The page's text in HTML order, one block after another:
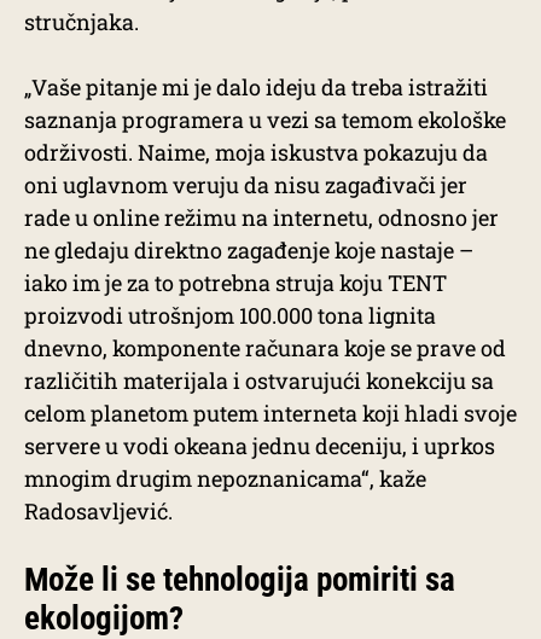
stručnjaka.
„Vaše pitanje mi je dalo ideju da treba istražiti
saznanja programera u vezi sa temom ekološke
održivosti. Naime, moja iskustva pokazuju da
oni uglavnom veruju da nisu zagađivači jer
rade u online režimu na internetu, odnosno jer
ne gledaju direktno zagađenje koje nastaje –
iako im je za to potrebna struja koju TENT
proizvodi utrošnjom 100.000 tona lignita
dnevno, komponente računara koje se prave od
različitih materijala i ostvarujući konekciju sa
celom planetom putem interneta koji hladi svoje
servere u vodi okeana jednu deceniju, i uprkos
mnogim drugim nepoznanicama“, kaže
Radosavljević.
Može li se tehnologija pomiriti sa
ekologijom?